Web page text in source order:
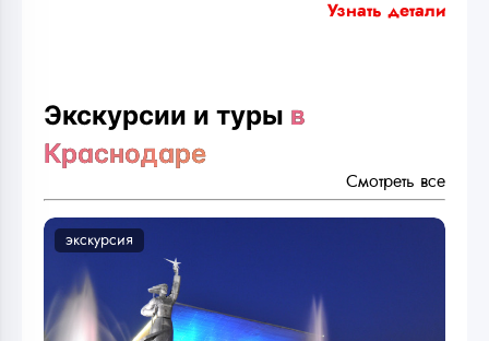
Узнать детали
Экскурсии и туры в
Краснодаре
Смотреть все
экскурсия